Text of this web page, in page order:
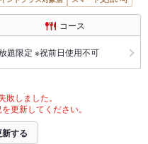
コース
題限定 ※祝前日使用不可
敗しました。
更新してください。
する